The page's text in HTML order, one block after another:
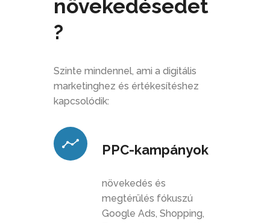
növekedésedet
?
Szinte mindennel, ami a digitális
marketinghez és értékesítéshez
kapcsolódik:
PPC-kampányok
növekedés és
megtérülés fókuszú
Google Ads, Shopping,